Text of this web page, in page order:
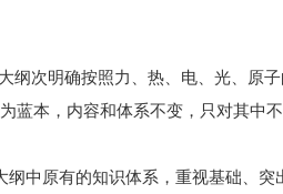
次明确按照力、热、电、光、原
本，内容和体系不变，只对其中
中原有的知识体系，重视基础、